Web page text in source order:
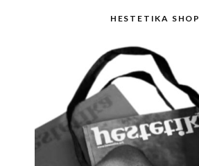
HESTETIKA SHOP